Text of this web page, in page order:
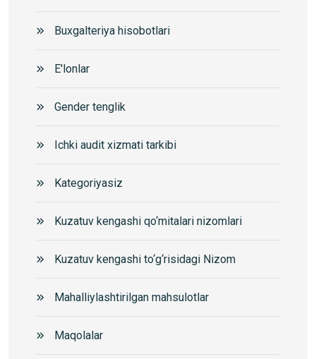
Buxgalteriya hisobotlari
E'lonlar
Gender tenglik
Ichki audit xizmati tarkibi
Kategoriyasiz
Kuzatuv kengashi qo‘mitalari nizomlari
Kuzatuv kengashi to‘g‘risidagi Nizom
Mahalliylashtirilgan mahsulotlar
Maqolalar